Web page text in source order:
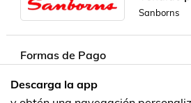
Sanborns
Formas de Pago
Descarga la app